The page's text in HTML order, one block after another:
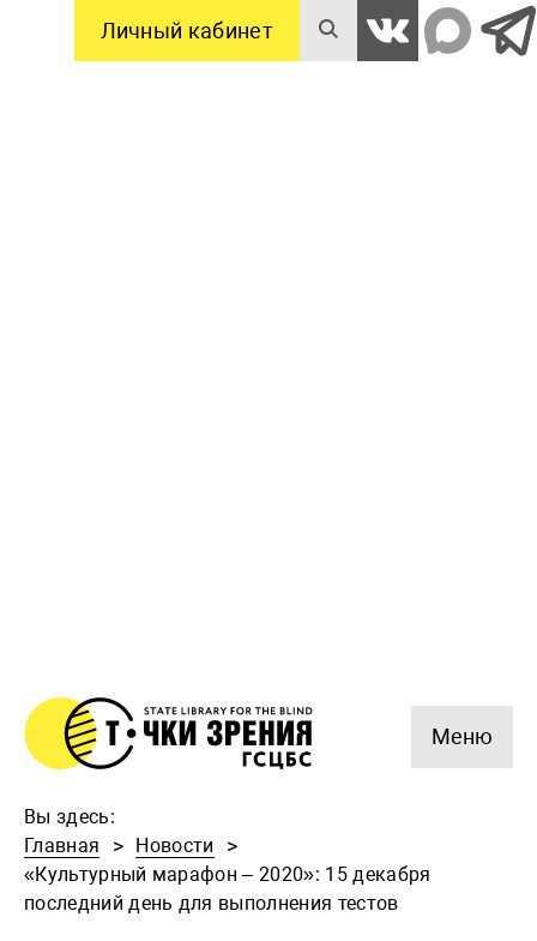
Меню
Личный кабинет
Вы здесь:
Главная
Новости
«Культурный марафон – 2020»: 15 декабря
последний день для выполнения тестов